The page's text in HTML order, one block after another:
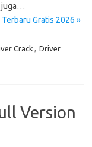
juga…
Gratis 2026 »
Crack , Driver
Version